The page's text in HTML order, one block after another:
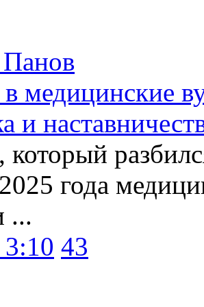
медицинские
и
который
года
...
43